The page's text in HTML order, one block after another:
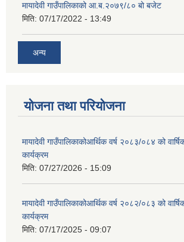
मायादेवी गाउँपालिकाको आ.ब.२०७९/८० बो बजेट
मिति: 07/17/2022 - 13:49
अन्य
योजना तथा परियोजना
मायादेवी गाउँपालिकाकोआर्थिक वर्ष २०८३/०८४ को
कार्यक्रम
मिति: 07/27/2026 - 15:09
मायादेवी गाउँपालिकाकोआर्थिक वर्ष २०८२/०८३ को
कार्यक्रम
मिति: 07/17/2025 - 09:07